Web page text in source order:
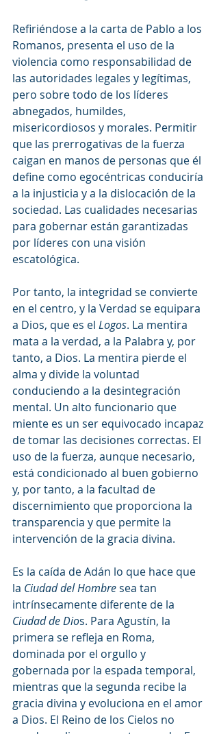
Refiriéndose a la carta de Pablo a los
Romanos, presenta el uso de la
violencia como responsabilidad de
las autoridades legales y legítimas,
pero sobre todo de los líderes
abnegados, humildes,
misericordiosos y morales. Permitir
que las prerrogativas de la fuerza
caigan en manos de personas que él
define como egocéntricas conduciría
a la injusticia y a la dislocación de la
sociedad. Las cualidades necesarias
para gobernar están garantizadas
por líderes con una visión
escatológica.
Por tanto, la integridad se convierte
en el centro, y la Verdad se equipara
a Dios, que es el Logos. La mentira
mata a la verdad, a la Palabra y, por
tanto, a Dios. La mentira pierde el
alma y divide la voluntad
conduciendo a la desintegración
mental. Un alto funcionario que
miente es un ser equivocado incapaz
de tomar las decisiones correctas. El
uso de la fuerza, aunque necesario,
está condicionado al buen gobierno
y, por tanto, a la facultad de
discernimiento que proporciona la
transparencia y que permite la
intervención de la gracia divina.
Es la caída de Adán lo que hace que
la Ciudad del Hombre sea tan
intrínsecamente diferente de la
Ciudad de Dios. Para Agustín, la
primera se refleja en Roma,
dominada por el orgullo y
gobernada por la espada temporal,
mientras que la segunda recibe la
gracia divina y evoluciona en el amor
a Dios. El Reino de los Cielos no